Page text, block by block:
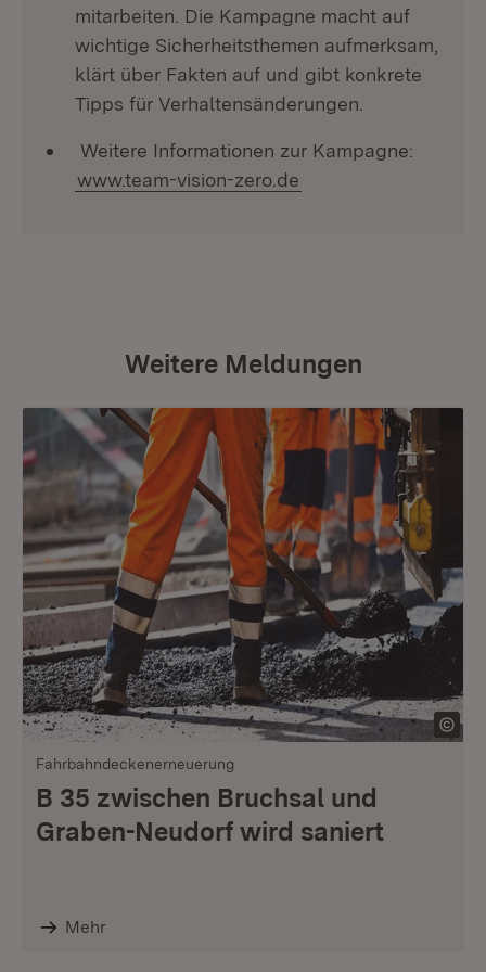
mitarbeiten. Die Kampagne macht auf
wichtige Sicherheitsthemen aufmerksam,
klärt über Fakten auf und gibt konkrete
Tipps für Verhaltensänderungen.
Weitere Informationen zur Kampagne:
www.team-vision-zero.de
Weitere Meldungen
Fahrbahndeckenerneuerung
B 35 zwischen Bruchsal und
Graben-Neudorf wird saniert
Mehr